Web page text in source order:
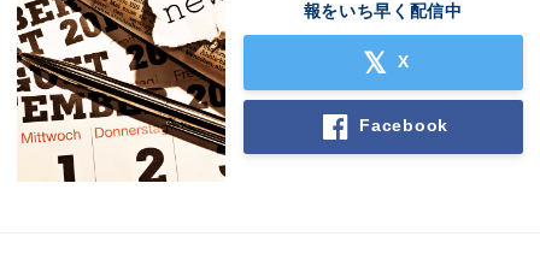
報をいち早く配信中
X
Facebook